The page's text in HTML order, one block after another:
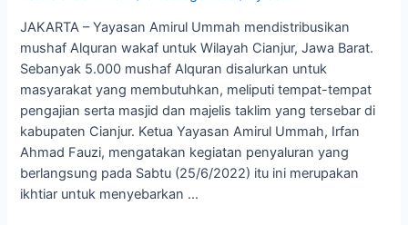
JAKARTA – Yayasan Amirul Ummah mendistribusikan
mushaf Alquran wakaf untuk Wilayah Cianjur, Jawa Barat.
Sebanyak 5.000 mushaf Alquran disalurkan untuk
masyarakat yang membutuhkan, meliputi tempat-tempat
pengajian serta masjid dan majelis taklim yang tersebar di
kabupaten Cianjur. Ketua Yayasan Amirul Ummah, Irfan
Ahmad Fauzi, mengatakan kegiatan penyaluran yang
berlangsung pada Sabtu (25/6/2022) itu ini merupakan
ikhtiar untuk menyebarkan …
Cianjur